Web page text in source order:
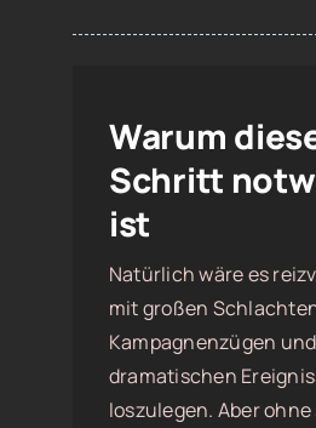
Warum
Schritt
ist
Natürlich wäre es
mit großen
Kampagnenzügen und
dramatischen
loszulegen. Aber